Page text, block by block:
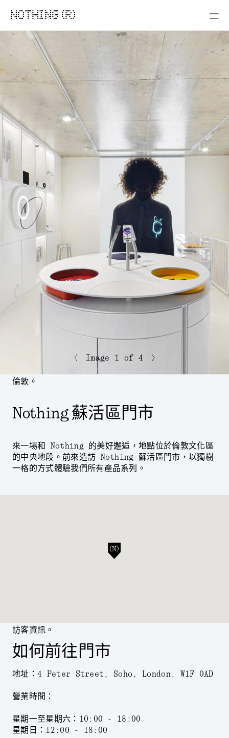
NOTHING (R)
< Image 1 of 4 >
倫敦。
Nothing 蘇活區門市
來一場和 Nothing 的美好邂逅，地點位於倫敦文化區
的中央地段。前來造訪 Nothing 蘇活區門市，以獨樹
一格的方式體驗我們所有產品系列。
訪客資訊。
如何前往門市
地址：4 Peter Street, Soho, London, W1F 0AD
營業時間：
星期一至星期六：10:00 - 18:00
星期日：12:00 - 18:00